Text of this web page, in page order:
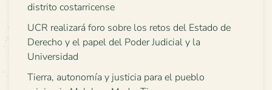
distrito costarricense
UCR realizará foro sobre los retos del Estado de
Derecho y el papel del Poder Judicial y la
Universidad
Tierra, autonomía y justicia para el pueblo